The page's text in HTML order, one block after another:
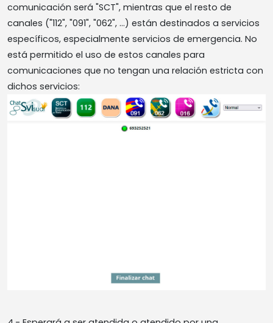
comunicación será "SCT", mientras que el resto de
canales ("112", "091", "062", …) están destinados a servicios
específicos, especialmente servicios de emergencia. No
está permitido el uso de estos canales para
comunicaciones que no tengan una relación estricta con
dichos servicios: